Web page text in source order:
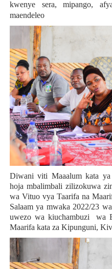
kwenye sera, mipango,
maendeleo
Diwani viti Maaalum kata
hoja mbalimbali zilizokuwa
wa Vituo vya Taarifa na
Salaam ya mwaka 2022/23
uwezo wa kiuchambuzi wa
Maarifa kata za Kipunguni,